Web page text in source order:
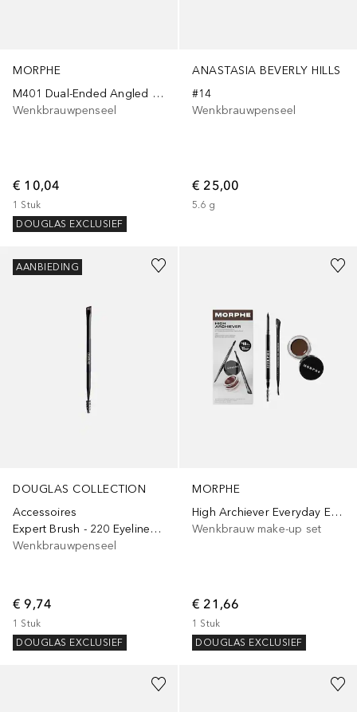
MORPHE
M401 Dual-Ended Angled Brow Brush & Spoolie
Wenkbrauwpenseel
€ 10,04
1 Stuk
DOUGLAS EXCLUSIEF
ANASTASIA BEVERLY HILLS
#14
Wenkbrauwpenseel
€ 25,00
5.6 g
DOUGLAS COLLECTION
Accessoires
Expert Brush - 220 Eyeliner & Brow Brush
Wenkbrauwpenseel
€ 9,74
1 Stuk
DOUGLAS EXCLUSIEF
AANBIEDING
MORPHE
High Archiever Everyday Essentials Brow Kit
Wenkbrauw make-up set
€ 21,66
1 Stuk
DOUGLAS EXCLUSIEF